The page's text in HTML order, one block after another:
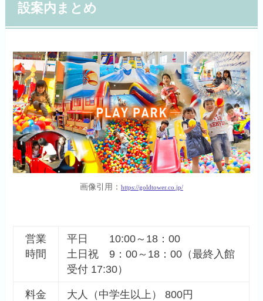
設案内まとめ
画像引用： https://goldtower.co.jp/
営業
時間
平日 10:00～18：00
土日祝 9：00～18：00（最終入館
受付 17:30）
料金
大人（中学生以上） 800円